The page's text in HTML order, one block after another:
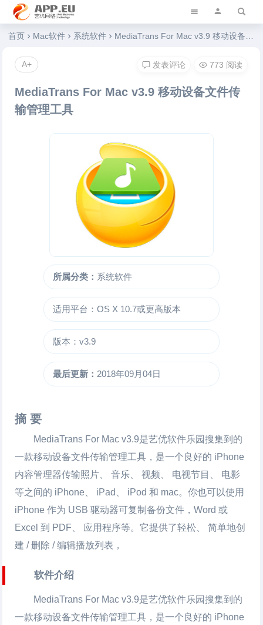
艺优软件乐园
首页 Mac软件 系统软件 MediaTrans For Mac v3.9 移动设备文件传输管理工具
MediaTrans For Mac v3.9 移动设备文件传
输管理工具
所属分类： 系统软件
适用平台：OS X 10.7或更高版本
版本：v3.9
最后更新： 2018年09月04日
摘 要
MediaTrans For Mac v3.9是艺优软件乐园搜集到的
一款移动设备文件传输管理工具，是一个良好的 iPhone
内容管理器传输照片、 音乐、 视频、 电视节目、 电影
等之间的 iPhone、 iPad、 iPod 和 mac。你也可以使用
iPhone 作为 USB 驱动器可复制备份文件，Word 或
Excel 到 PDF、 应用程序等。它提供了轻松、 简单地创
建 / 删除 / 编辑播放列表，
软件介绍
MediaTrans For Mac v3.9是艺优软件乐园搜集到的
一款移动设备文件传输管理工具，是一个良好的 iPhone
发表评论 773 阅读
A+